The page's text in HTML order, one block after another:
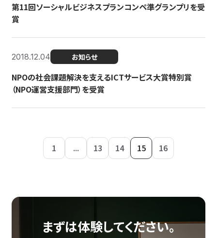
第11回ソーシャルビジネスプランコンペ準グランプリを受
賞
2018.12.04 お知らせ
NPOの社会課題解決を支えるICTサービス大賞特別賞
（NPO運営支援部門）を受賞
1 ... 13 14 15 16
まずは体験してください。